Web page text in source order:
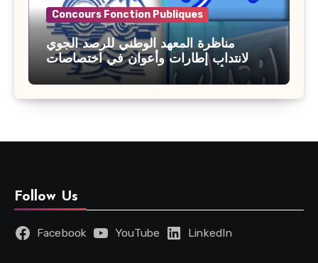
Concours Fonction Publiques
مناظرة المعهد الوطني للرصد الجوي
لانتداب إطارات وأعوان في اختصاصات
مختلفة : أخر اجل للترشح 27 جويلية 2026
Follow Us
Facebook YouTube LinkedIn